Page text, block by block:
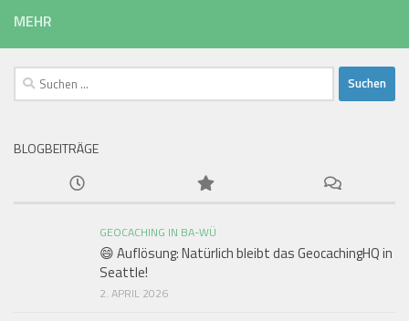
MEHR
Suchen
nach:
BLOGBEITRÄGE
GEOCACHING IN BA-WÜ
😄 Auflösung: Natürlich bleibt das GeocachingHQ in
Seattle!
2. APRIL 2026